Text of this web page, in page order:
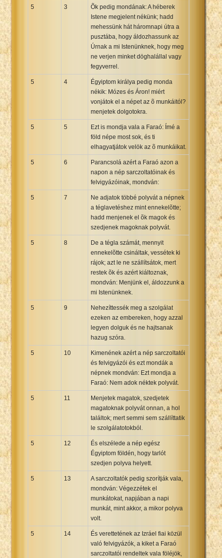
5 3
Õk pedig mondának: A héberek
Istene megjelent nékünk; hadd
mehessünk hát háromnapi útra a
pusztába, hogy áldozhassunk az
Úrnak a mi Istenünknek, hogy meg
ne verjen minket döghalállal vagy
fegyverrel.
5 4
Égyiptom királya pedig monda
nékik: Mózes és Áron! miért
vonjátok el a népet az õ munkáitól?
menjetek dolgotokra.
5 5
Ezt is mondja vala a Faraó: Ímé a
föld népe most sok, és ti
elhagyatjátok velök az õ munkáikat.
5 6
Parancsolá azért a Faraó azon a
napon a nép sarczoltatóinak és
felvigyázóinak, mondván:
5 7
Ne adjatok többé polyvát a népnek
a téglavetéshez mint ennekelõtte;
hadd menjenek el õk magok és
szedjenek magoknak polyvát.
5 8
De a tégla számát, mennyit
ennekelõtte csináltak, vessétek ki
rájok; azt le ne szállítsátok, mert
restek õk és azért kiáltoznak,
mondván: Menjünk el, áldozzunk a
mi Istenünknek.
5 9
Nehezíttessék meg a szolgálat
ezeken az embereken, hogy azzal
legyen dolguk és ne hajtsanak
hazug szóra.
5 10
Kimenének azért a nép sarczoltatói
és felvigyázói és ezt mondák a
népnek mondván: Ezt mondja a
Faraó: Nem adok néktek polyvát.
5 11
Menjetek magatok, szedjetek
magatoknak polyvát onnan, a hol
találtok; mert semmi sem szállíttatik
le szolgálatotokból.
5 12
És elszélede a nép egész
Égyiptom földén, hogy tarlót
szedjen polyva helyett.
5 13
A sarczoltatók pedig szorítják vala,
mondván: Végezzétek el
munkátokat, napjában a napi
munkát, mint akkor, a mikor polyva
volt.
5 14
És verettetének az Izráel fiai közül
való felvigyázók, a kiket a Faraó
sarczoltatói rendeltek vala föléjök,